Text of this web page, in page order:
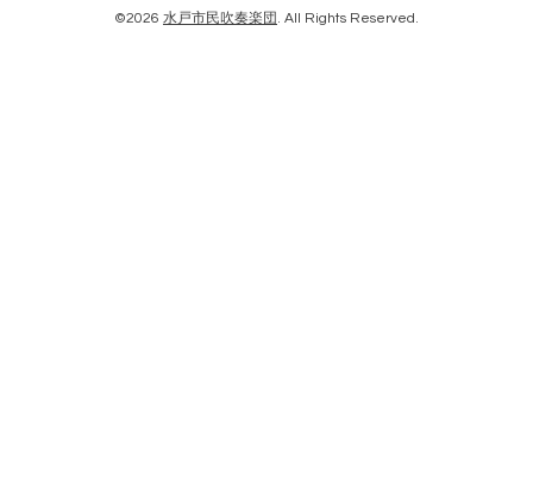
©2026 水戸市民吹奏楽団 . All Rights Reserved.